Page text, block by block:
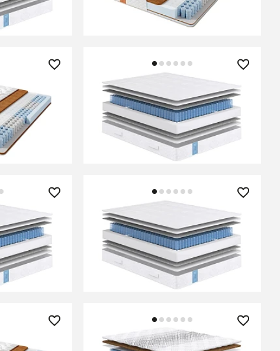
В КОРЗИНУ
29 810 ₽
Матрас Classic Standart Soft
В КОРЗИНУ
Soft
27 610 ₽
Матрас Classic Standart Soft
В КОРЗИНУ
47 240 ₽